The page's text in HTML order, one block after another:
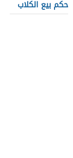
حكم بيع الكلاب